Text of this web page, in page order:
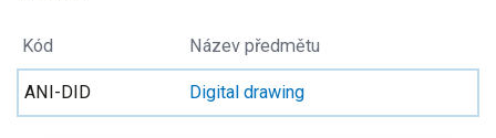
Kód Název předmětu
ANI-DID Digital drawing